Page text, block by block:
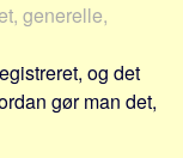
generelle,
og det
gør man det,